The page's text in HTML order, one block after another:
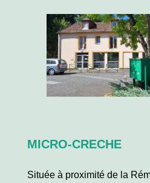
MICRO-CRECHE
Située à proximité de la